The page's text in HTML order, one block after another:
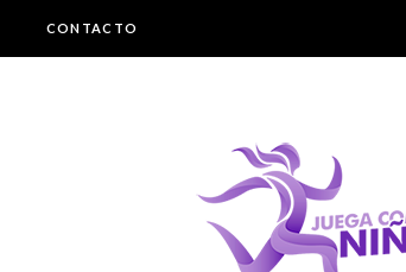
CONTACTO